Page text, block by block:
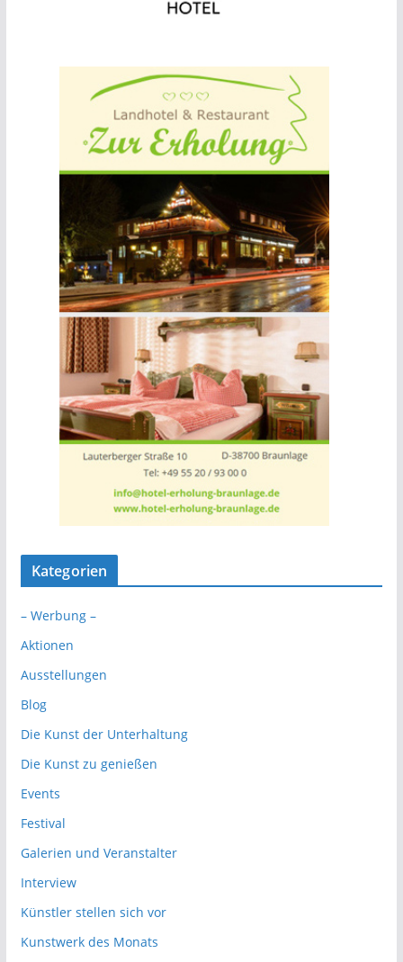
Kategorien
– Werbung –
Aktionen
Ausstellungen
Blog
Die Kunst der Unterhaltung
Die Kunst zu genießen
Events
Festival
Galerien und Veranstalter
Interview
Künstler stellen sich vor
Kunstwerk des Monats